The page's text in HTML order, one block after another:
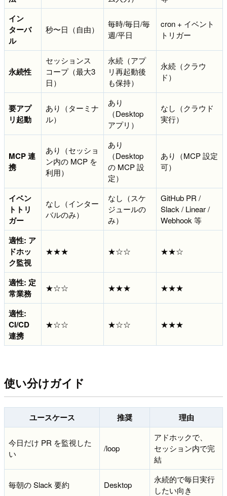
イン
ターバ
ル
秒〜日（自由）
毎時/毎日/毎
週/平日
cron + イベント
トリガー
永続性
セッションス
コープ（最大3
日）
永続（アプ
リ再起動後
も保持）
永続（クラウ
ド）
要アプ
リ起動
あり（ターミナ
ル）
あり
（Desktop
アプリ）
なし（クラウド
実行）
MCP 連
携
あり（セッショ
ン内の MCP を
利用）
あり
（Desktop
の MCP 設
定）
あり（MCP 設定
可）
イベン
トトリ
ガー
なし（インター
バルのみ）
なし（スケ
ジュールの
み）
GitHub PR /
Slack / Linear /
Webhook 等
適性: ア
ドホッ
ク監視
★★★ ★☆☆ ★★☆
適性: 定
常業務
★☆☆ ★★★ ★★★
適性:
CI/CD
連携
★☆☆ ★☆☆ ★★★
使い分けガイド
ユースケース 推奨 理由
今日だけ PR を監視した
い
/loop
アドホックで、
セッション内で完
結
毎朝の Slack 要約 Desktop
永続的で毎日実行
したい向き